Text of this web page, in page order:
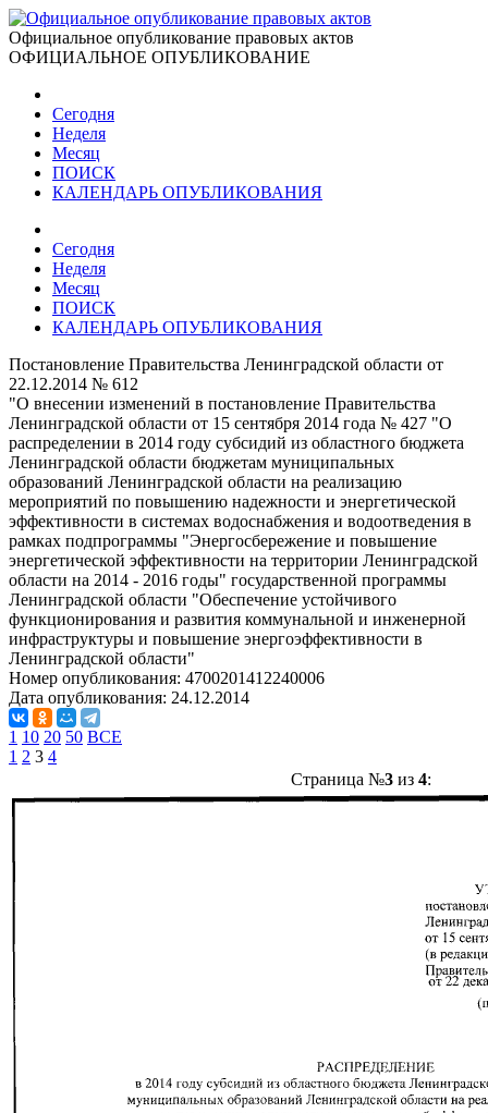
Официальное опубликование правовых актов
ОФИЦИАЛЬНОЕ ОПУБЛИКОВАНИЕ
Сегодня
Неделя
Месяц
ПОИСК
КАЛЕНДАРЬ ОПУБЛИКОВАНИЯ
Сегодня
Неделя
Месяц
ПОИСК
КАЛЕНДАРЬ ОПУБЛИКОВАНИЯ
Постановление Правительства Ленинградской области от
22.12.2014 № 612
"О внесении изменений в постановление Правительства
Ленинградской области от 15 сентября 2014 года № 427 "О
распределении в 2014 году субсидий из областного бюджета
Ленинградской области бюджетам муниципальных
образований Ленинградской области на реализацию
мероприятий по повышению надежности и энергетической
эффективности в системах водоснабжения и водоотведения в
рамках подпрограммы "Энергосбережение и повышение
энергетической эффективности на территории Ленинградской
области на 2014 - 2016 годы" государственной программы
Ленинградской области "Обеспечение устойчивого
функционирования и развития коммунальной и инженерной
инфраструктуры и повышение энергоэффективности в
Ленинградской области"
Номер опубликования: 4700201412240006
Дата опубликования: 24.12.2014
1 10 20 50 ВСЕ
1 2 3 4
Страница №3из 4: